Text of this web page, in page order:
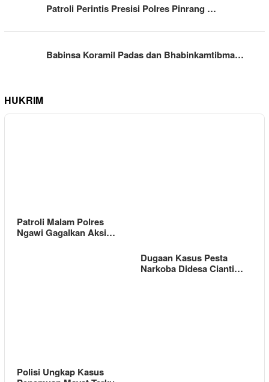
Patroli Perintis Presisi Polres Pinrang …
Babinsa Koramil Padas dan Bhabinkamtibma…
HUKRIM
Patroli Malam Polres
Ngawi Gagalkan Aksi…
Dugaan Kasus Pesta
Narkoba Didesa Cianti…
Polisi Ungkap Kasus